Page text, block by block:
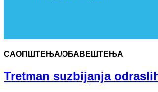
САОПШТЕЊА/ОБАВЕШТЕЊА
Tretman suzbijanja